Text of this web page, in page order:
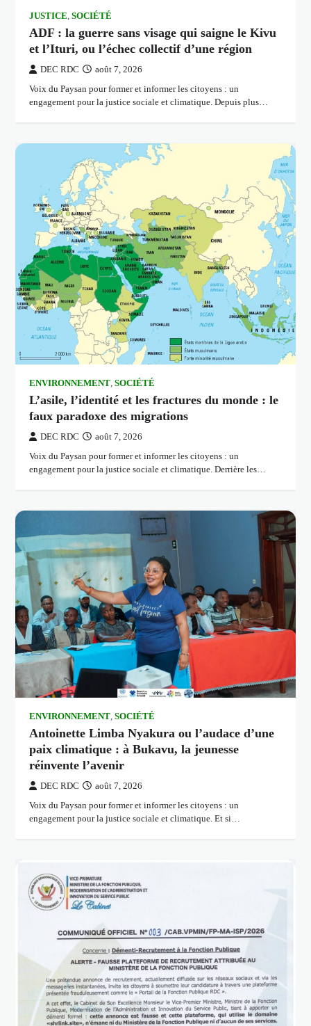
JUSTICE ,SOCIÉTÉ
ADF : la guerre sans visage qui saigne le Kivu
et l’Ituri, ou l’échec collectif d’une région
DEC RDC août 7, 2026
Voix du Paysan pour former et informer les citoyens : un
engagement pour la justice sociale et climatique. Depuis plus…
ENVIRONNEMENT,SOCIÉTÉ
L’asile, l’identité et les fractures du monde : le
faux paradoxe des migrations
DEC RDC août 7, 2026
Voix du Paysan pour former et informer les citoyens : un
engagement pour la justice sociale et climatique. Derrière les…
ENVIRONNEMENT,SOCIÉTÉ
Antoinette Limba Nyakura ou l’audace d’une
paix climatique : à Bukavu, la jeunesse
réinvente l’avenir
DEC RDC août 7, 2026
Voix du Paysan pour former et informer les citoyens : un
engagement pour la justice sociale et climatique. Et si…